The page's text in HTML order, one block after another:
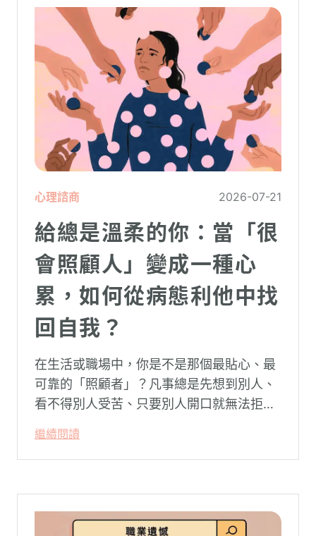
心理諮商 2026-07-21
給總是溫柔的你：當「很
會照顧人」變成一種心
累，如何從病態利他中找
回自我？
在生活或職場中，你是不是那個最貼心、最
可靠的「照顧者」？凡事總是先想到別人、
看不得別人受苦、只要別人開口就無法拒
常在夜深人靜時讓你感到莫名的心累與空
虛。
繼續閱讀